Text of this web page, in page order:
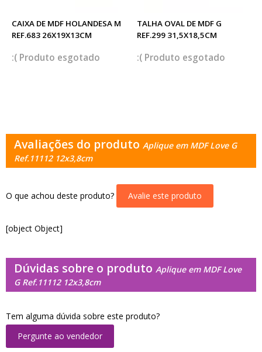
CAIXA DE MDF HOLANDESA M
REF.683 26X19X13CM
esgotado
TALHA OVAL DE MDF G
REF.299 31,5X18,5CM
esgotado
Avaliações do produto Aplique em MDF Love G
Ref.11112 12x3,8cm
O que achou deste produto? Avalie este produto
[object Object]
Dúvidas sobre o produto Aplique em MDF Love
G Ref.11112 12x3,8cm
Tem alguma dúvida sobre este produto?
Pergunte ao vendedor